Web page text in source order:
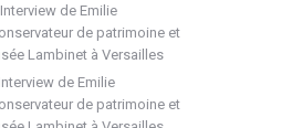
Interview de Emilie
de patrimoine et
Lambinet à Versailles
Interview de Emilie
de patrimoine et